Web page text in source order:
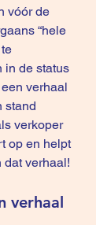
vóór de
“hele
in de status
verhaal
stand
verkoper
op en helpt
dat verhaal!
verhaal